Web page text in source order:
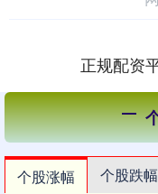
正规配资
个股涨幅 个股跌幅